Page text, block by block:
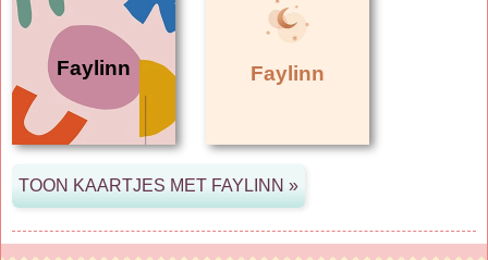
Faylinn Faylinn